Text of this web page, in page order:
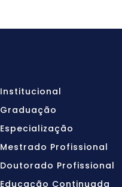
Institucional
Graduação
Especialização
Mestrado Profissional
Doutorado Profissional
Educação Continuada